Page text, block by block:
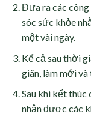
Đưa ra các
sóc sức khỏe
một vài ngày.
Kể cả sau thời
giãn, làm mới
Sau khi kết thúc
nhận được các